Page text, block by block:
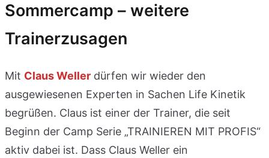
Sommercamp – weitere
Trainerzusagen
Mit Claus Weller dürfen wir wieder den
ausgewiesenen Experten in Sachen Life Kinetik
begrüßen. Claus ist einer der Trainer, die seit
Beginn der Camp Serie „TRAINIEREN MIT PROFIS“
aktiv dabei ist. Dass Claus Weller ein